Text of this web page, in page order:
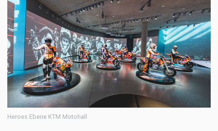
Heroes Ebene KTM Motohall